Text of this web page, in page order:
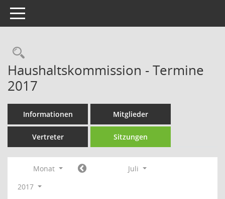
Toggle navigation
Rechercheauswahl
Haushaltskommission - Termine
2017
Informationen Mitglieder
Vertreter Sitzungen
Monat
Juli
2017